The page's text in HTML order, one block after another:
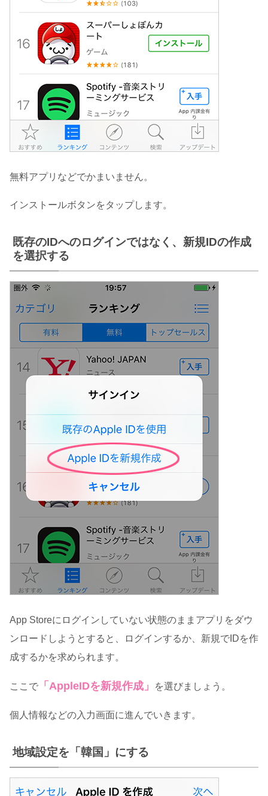
無料アプリなどでかまいません。
インストールボタンをタップします。
既存のIDへのログインではなく、新規IDの作成
を選択する
App Storeにログインしていない状態のままアプリをダウ
ンロードしようとすると、ログインするか、新規でIDを作
成するかを求められます。
ここで「AppleIDを新規作成」 を選びましょう。
個人情報などの入力画面に進んでいきます。
地域設定を「韓国」にする